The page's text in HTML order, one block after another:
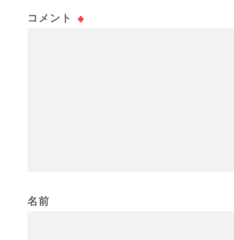
コメント ※
名前